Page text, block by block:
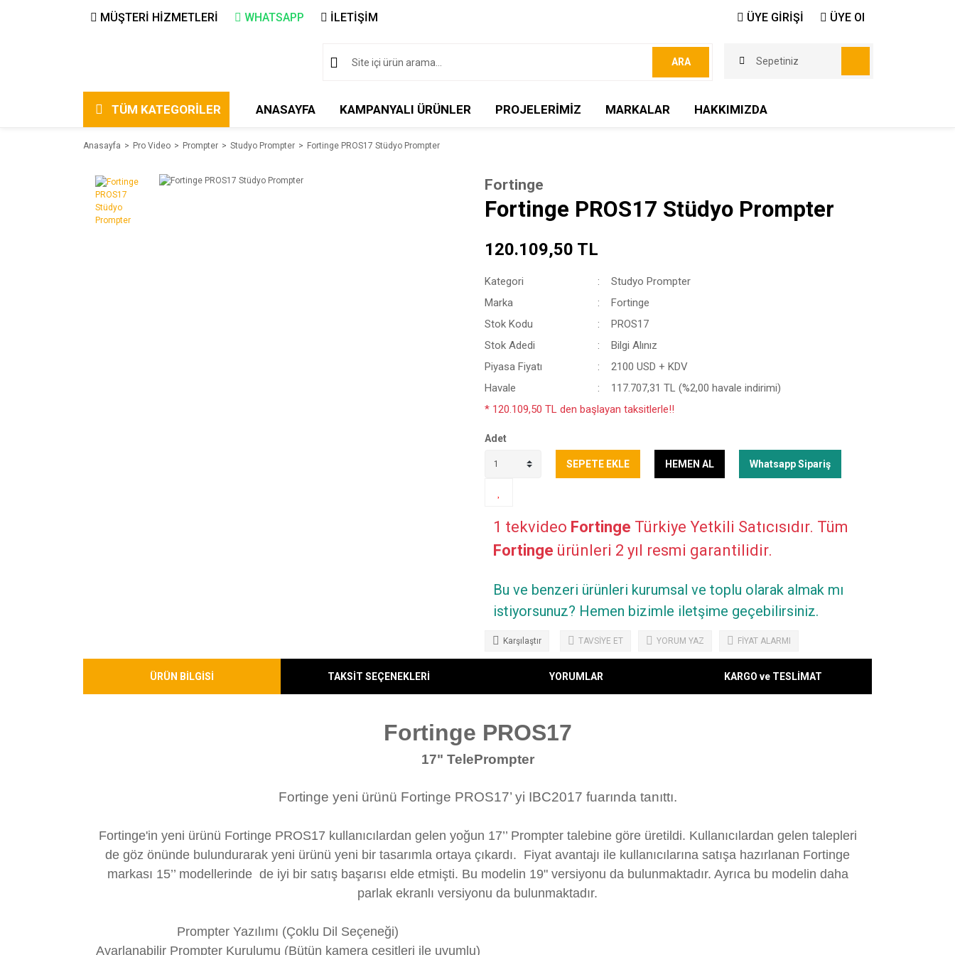
MÜŞTERİ HİZMETLERİ WHATSAPP İLETİŞİM ÜYE GİRİŞİ ÜYE Ol
ARA Sepetiniz
TÜM KATEGORİLER ANASAYFA KAMPANYALI ÜRÜNLER PROJELERİMİZ MARKALAR HAKKIMIZDA
Anasayfa Pro Video Prompter Studyo Prompter Fortinge PROS17 Stüdyo Prompter
Fortinge
Fortinge PROS17 Stüdyo Prompter
120.109,50 TL
Kategori
Studyo Prompter
Marka
Fortinge
Stok Kodu
PROS17
Stok Adedi
Bilgi Alınız
Piyasa Fiyatı
2100 USD + KDV
Havale
117.707,31 TL (%2,00 havale indirimi)
* 120.109,50 TL den başlayan taksitlerle!!
Adet
SEPETE EKLE HEMEN AL Whatsapp Sipariş
1 tekvideo Fortinge Türkiye Yetkili Satıcısıdır. Tüm
Fortinge ürünleri 2 yıl resmi garantilidir.
Bu ve benzeri ürünleri kurumsal ve toplu olarak almak mı
istiyorsunuz? Hemen bizimle iletşime geçebilirsiniz.
Karşılaştır TAVSİYE ET YORUM YAZ FİYAT ALARMI
ÜRÜN BİLGİSİ TAKSİT SEÇENEKLERİ YORUMLAR KARGO ve TESLİMAT
Fortinge PROS17
17" TelePrompter
Fortinge yeni ürünü Fortinge PROS17’ yi IBC2017 fuarında tanıttı.
Fortinge'in yeni ürünü Fortinge PROS17 kullanıcılardan gelen yoğun 17’’ Prompter talebine göre üretildi. Kullanıcılardan gelen talepleri
de göz önünde bulundurarak yeni ürünü yeni bir tasarımla ortaya çıkardı. Fiyat avantajı ile kullanıcılarına satışa hazırlanan Fortinge
markası 15’’ modellerinde de iyi bir satış başarısı elde etmişti. Bu modelin 19" versiyonu da bulunmaktadır. Ayrıca bu modelin daha
parlak ekranlı versiyonu da bulunmaktadır.
Prompter Yazılımı (Çoklu Dil Seçeneği)
Ayarlanabilir Prompter Kurulumu (Bütün kamera çeşitleri ile uyumlu)